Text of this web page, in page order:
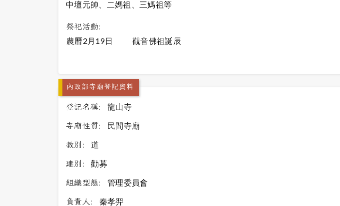
中壇元帥、二媽祖、三媽祖等
祭祀活動:
農曆2月19日 觀音佛祖誕辰
內政部寺廟登記資料
登記名稱: 龍山寺
寺廟性質: 民間寺廟
教別: 道
建別: 勸募
組織型態: 管理委員會
負責人: 秦孝羿